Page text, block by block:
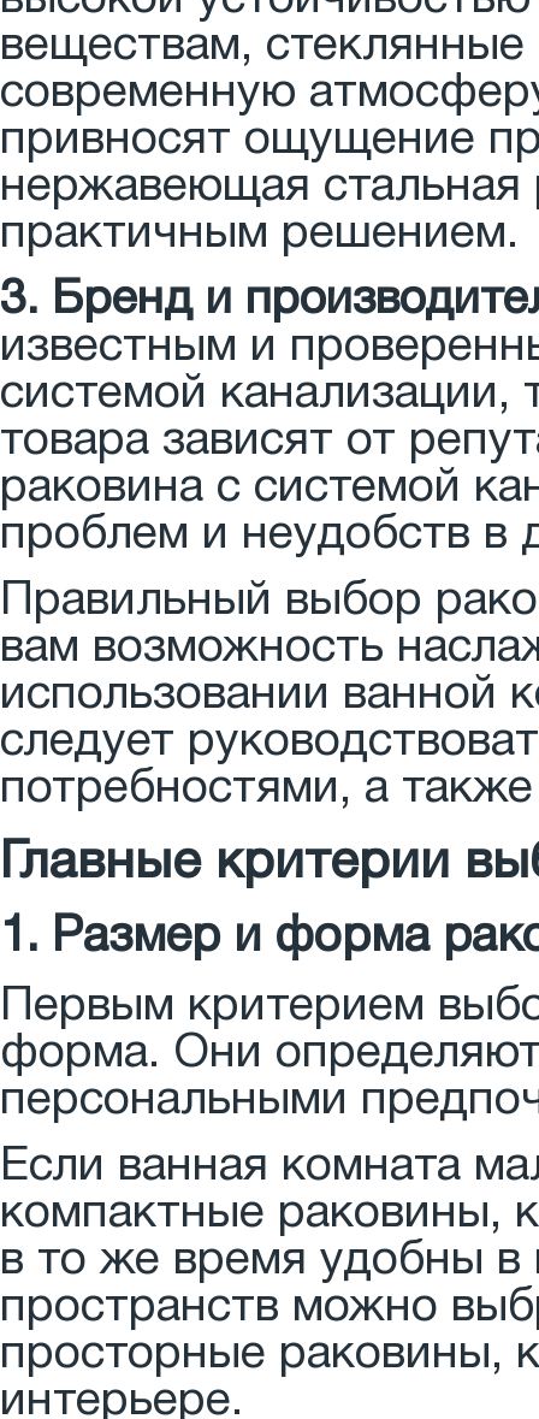
веществам,
современную
привносят ощущение
нержавеющая стальная
практичным решением.
3. Бренд и
известным и
системой канализации,
товара зависят от
раковина с системой
проблем и неудобств в
Правильный выбор
вам возможность
использовании ванной
следует
потребностями, а
Главные критерии
1. Размер и форма
Первым критерием
форма. Они
персональными
Если ванная комната
компактные раковины,
в то же время удобны в
пространств можно
просторные раковины,
интерьере.